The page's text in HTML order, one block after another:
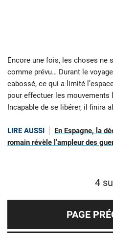
Encore une fois, les choses ne
comme prévu… Durant le
cabossé, ce qui a limité
pour effectuer les mouvements
Incapable de se libérer, il finira
LIRE AUSSI
En Espagne, la
romain révèle l’ampleur des
4
PAGE